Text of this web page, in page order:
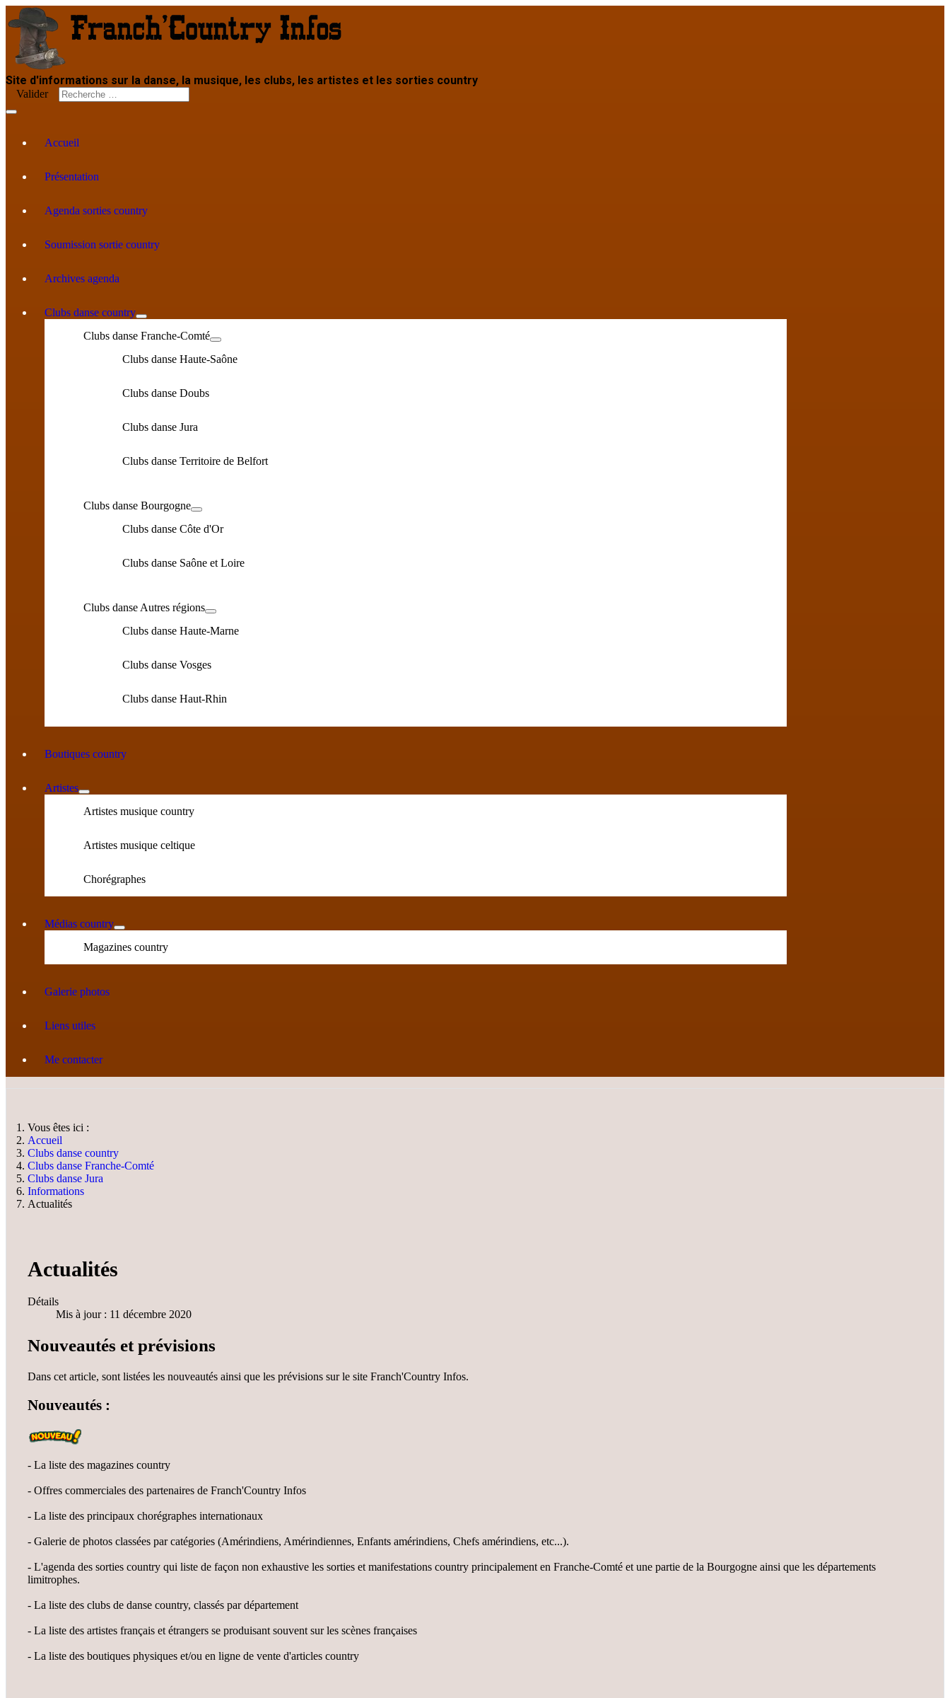
Site d'informations sur la danse, la musique, les clubs, les artistes et les sorties country
Valider
Accueil
Présentation
Agenda sorties country
Soumission sortie country
Archives agenda
Clubs danse country
Clubs danse Franche-Comté
Clubs danse Haute-Saône
Clubs danse Doubs
Clubs danse Jura
Clubs danse Territoire de Belfort
Clubs danse Bourgogne
Clubs danse Côte d'Or
Clubs danse Saône et Loire
Clubs danse Autres régions
Clubs danse Haute-Marne
Clubs danse Vosges
Clubs danse Haut-Rhin
Boutiques country
Artistes
Artistes musique country
Artistes musique celtique
Chorégraphes
Médias country
Magazines country
Galerie photos
Liens utiles
Me contacter
Vous êtes ici :
Accueil
Clubs danse country
Clubs danse Franche-Comté
Clubs danse Jura
Informations
Actualités
Actualités
Détails
Mis à jour : 11 décembre 2020
Nouveautés et prévisions
Dans cet article, sont listées les nouveautés ainsi que les prévisions sur le site Franch'Country Infos.
Nouveautés :
- La liste des magazines country
- Offres commerciales des partenaires de Franch'Country Infos
- La liste des principaux chorégraphes internationaux
- Galerie de photos classées par catégories (Amérindiens, Amérindiennes, Enfants amérindiens, Chefs amérindiens, etc...).
- L'agenda des sorties country qui liste de façon non exhaustive les sorties et manifestations country principalement en Franche-Comté et une partie de la Bourgogne ainsi que les départements
limitrophes.
- La liste des clubs de danse country, classés par département
- La liste des artistes français et étrangers se produisant souvent sur les scènes françaises
- La liste des boutiques physiques et/ou en ligne de vente d'articles country